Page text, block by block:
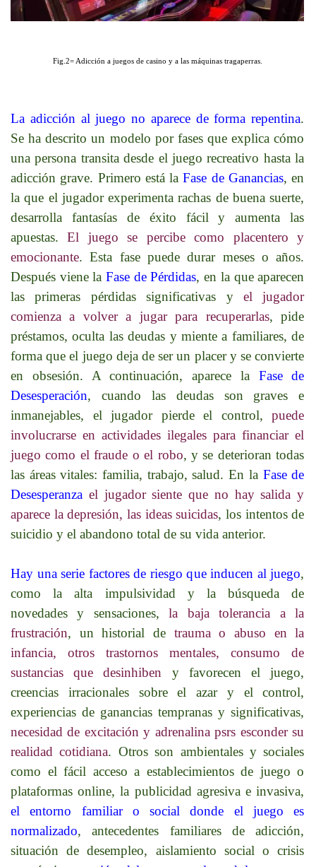
Fig.2= Adicción a juegos de casino y a las máquinas tragaperras.
La adicción al juego no aparece de forma repentina.
Se ha descrito un modelo por fases que explica cómo
una persona transita desde el juego recreativo hasta la
adicción grave. Primero está laFase de Ganancias, en
la que el jugador experimenta rachas de buena suerte,
desarrolla fantasías de éxito fácil y aumenta las
apuestas.El juego se percibe como placentero y
emocionante. Esta fase puede durar meses o años.
Después viene laFase de Pérdidas, en la que aparecen
las primeras pérdidas significativas y el jugador
comienza a volver a jugar para recuperarlas, pide
préstamos, oculta las deudas y miente a familiares, de
forma que el juego deja de ser un placer y se convierte
en obsesión. A continuación, aparece la Fase de
Desesperación, cuando las deudas son graves e
inmanejables, el jugador pierde el control,puede
involucrarse en actividades ilegales para financiar el
juego como el fraude o el robo, y se deterioran todas
las áreas vitales: familia, trabajo, salud. En la Fase de
Desesperanza el jugador siente que no hay salida y
aparece la depresión, las ideas suicidas, los intentos de
suicidio y el abandono total de su vida anterior.
Hay una serie factores de riesgo que inducen al juego,
como la alta impulsividad y la búsqueda de
novedades y sensaciones,la baja tolerancia a la
frustración, un historial de trauma o abuso en la
infancia, otros trastornos mentales, consumo de
sustancias que desinhiben y favorecen el juego,
creencias irracionales sobre el azar y el control,
experiencias de ganancias tempranas y significativas,
necesidad de excitación y adrenalina psrs esconder su
realidad cotidiana. Otros son ambientales y sociales
como el fácil acceso a establecimientos de juego o
plataformas online, la publicidad agresiva e invasiva,
el entorno familiar o social donde el juego es
normalizado, antecedentes familiares de adicción,
situación de desempleo, aislamiento social o crisis